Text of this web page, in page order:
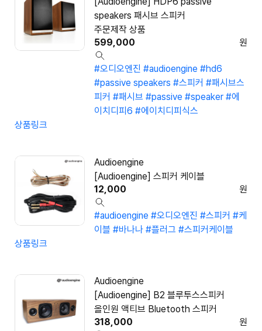
speakers 패시브 스피커
주문제작 상품
599,000
원
#오디오엔진 #audioengine #hd6
#passive speakers #스피커 #패시브스
피커 #패시브 #passive #speaker #에
이치디피6 #에이치디피식스
상품링크
Audioengine
[Audioengine] 스피커 케이블
12,000
원
#audioengine #오디오엔진 #스피커 #케
이블 #바나나 #플러그 #스피커케이블
상품링크
Audioengine
[Audioengine] B2 블루투스스피커
올인원 액티브 Bluetooth 스피커
318,000
원